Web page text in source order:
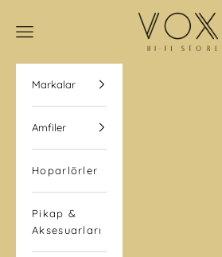
VOX Hi-Fi Store
Navigasyon menüsünü aç
Markalar
Amfiler
Hoparlörler
Pikap &
Aksesuarları